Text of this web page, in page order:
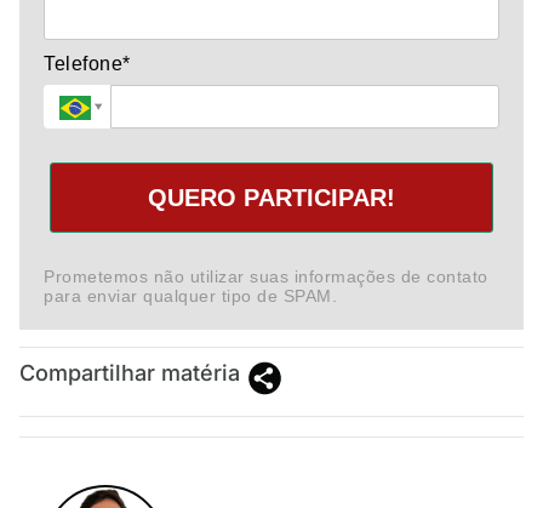
Telefone*
QUERO PARTICIPAR!
Prometemos não utilizar suas informações de contato
para enviar qualquer tipo de SPAM.
Compartilhar matéria